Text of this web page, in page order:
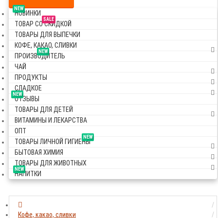
NEW
НОВИНКИ
SALE
ТОВАР СО СКИДКОЙ
ТОВАРЫ ДЛЯ ВЫПЕЧКИ
КОФЕ, КАКАО, СЛИВКИ
NEW
ПРОИЗВОДИТЕЛЬ
ЧАЙ
ПРОДУКТЫ
СЛАДКОЕ
NEW
ОТЗЫВЫ
ТОВАРЫ ДЛЯ ДЕТЕЙ
ВИТАМИНЫ И ЛЕКАРСТВА
ОПТ
NEW
ТОВАРЫ ЛИЧНОЙ ГИГИЕНЫ
БЫТОВАЯ ХИМИЯ
ТОВАРЫ ДЛЯ ЖИВОТНЫХ
NEW
НАПИТКИ
Кофе, какао, сливки